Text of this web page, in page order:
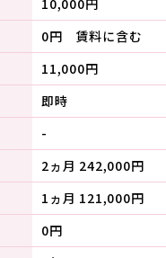
0円 賃料に含む
11,000円
即時
-
2ヵ月 242,000円
1ヵ月 121,000円
0円